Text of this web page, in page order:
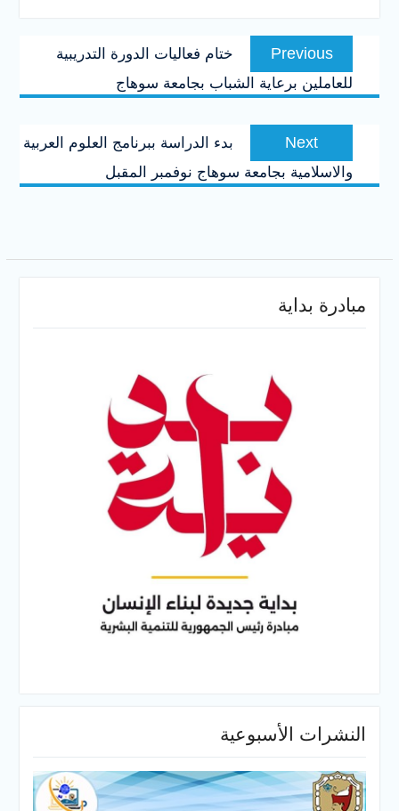
تصفّح
المقالاتPrevious
Previous
post:
ختام فعاليات الدورة التدريبية
للعاملين برعاية الشباب بجامعة سوهاج
Next
Next
post:
بدء الدراسة ببرنامج العلوم العربية
والاسلامية بجامعة سوهاج نوفمبر المقبل
مبادرة بداية
النشرات الأسبوعية